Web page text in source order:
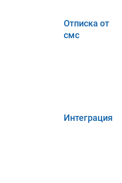
Отписка от
смс
Интеграция